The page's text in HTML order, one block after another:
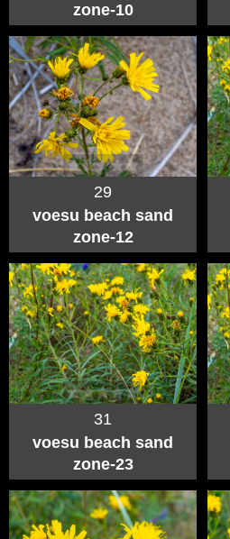
zone-10
29
voesu beach sand
zone-12
31
voesu beach sand
zone-23